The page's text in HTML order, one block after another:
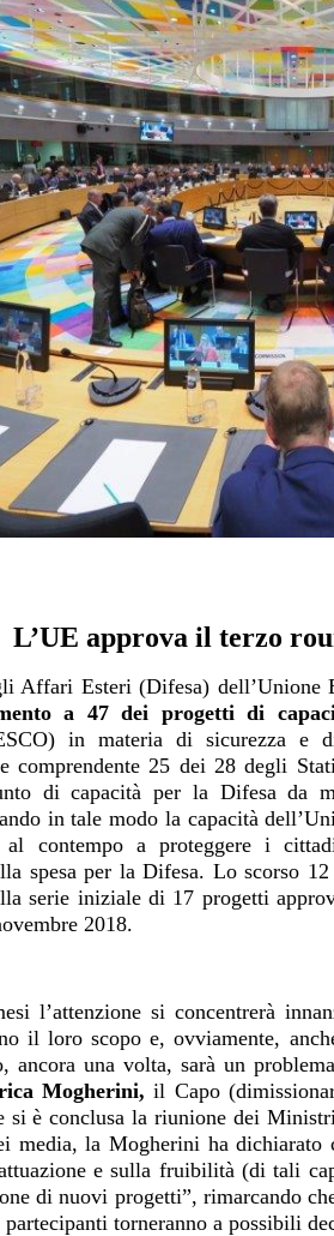
L’UE approva il terzo
Affari Esteri (Difesa) dell’Unione
a 47 dei progetti di
in materia di sicurezza e
comprendente 25 dei 28 degli
di capacità per la Difesa da
in tale modo la capacità
al contempo a proteggere i
spesa per la Difesa. Lo scorso
serie iniziale di 17 progetti
2018.
l’attenzione si concentrerà
il loro scopo e, ovviamente,
ancora una volta, sarà un
Mogherini, il Capo
si è conclusa la riunione dei
media, la Mogherini ha
e sulla fruibilità (di tali
di nuovi progetti”, rimarcando
torneranno a possibili